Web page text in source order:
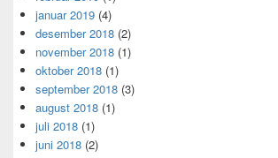
januar 2019 (4)
desember 2018 (2)
november 2018 (1)
oktober 2018 (1)
september 2018 (3)
august 2018 (1)
juli 2018 (1)
juni 2018 (2)